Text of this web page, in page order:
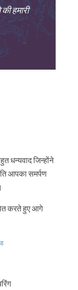
हमारी
धन्यवाद जिन्होंने
आपका समर्पण
करते हुए आगे